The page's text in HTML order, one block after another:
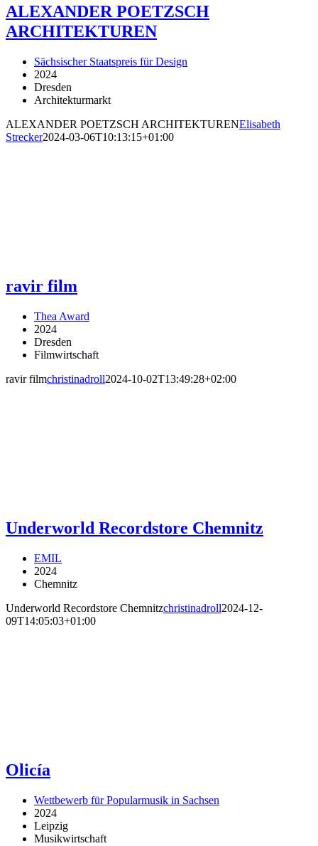
ALEXANDER POETZSCH
ARCHITEKTUREN
Sächsischer Staatspreis für Design
2024
Dresden
Architekturmarkt
ALEXANDER POETZSCH ARCHITEKTURENElisabeth
Strecker2024-03-06T10:13:15+01:00
ravir film
Thea Award
2024
Dresden
Filmwirtschaft
ravir filmchristinadroll2024-10-02T13:49:28+02:00
Underworld Recordstore Chemnitz
EMIL
2024
Chemnitz
Underworld Recordstore Chemnitzchristinadroll2024-12-
09T14:05:03+01:00
Olicía
Wettbewerb für Popularmusik in Sachsen
2024
Leipzig
Musikwirtschaft